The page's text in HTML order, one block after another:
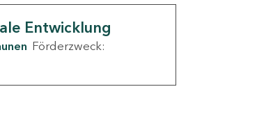
Entwicklung
Förderzweck: